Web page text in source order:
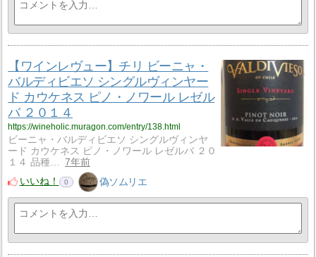
【ワインレヴュー】チリ ビーニャ・
バルディビエソ シングルヴィンヤー
ド カウケネス ピノ・ノワール レゼル
バ ２０１４
https://wineholic.muragon.com/entry/138.html
ビーニャ・バルディビエソ シングルヴィンヤ
ード カウケネス ピノ・ノワール レゼルバ ２０
１４ 品種…
7年前
いいね！
0 偽ソムリエ